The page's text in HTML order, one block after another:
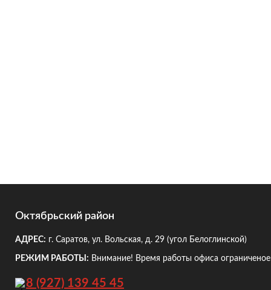
Октябрьский район
АДРЕС: г. Саратов, ул. Вольская, д. 29 (угол Белоглинской)
РЕЖИМ РАБОТЫ: Внимание! Время работы офиса
8 (927) 139 45 45